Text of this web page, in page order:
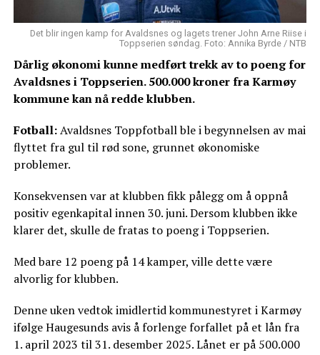
Det blir ingen kamp for Avaldsnes og lagets trener John Arne Riise i
Toppserien søndag. Foto: Annika Byrde / NTB
Dårlig økonomi kunne medført trekk av to poeng for
Avaldsnes i Toppserien. 500.000 kroner fra Karmøy
kommune kan nå redde klubben.
Fotball:Avaldsnes Toppfotball ble i begynnelsen av mai
flyttet fra gul til rød sone, grunnet økonomiske
problemer.
Konsekvensen var at klubben fikk pålegg om å oppnå
positiv egenkapital innen 30. juni. Dersom klubben ikke
klarer det, skulle de fratas to poeng i Toppserien.
Med bare 12 poeng på 14 kamper, ville dette være
alvorlig for klubben.
Denne uken vedtok imidlertid kommunestyret i Karmøy
ifølge Haugesunds avis å forlenge forfallet på et lån fra
1. april 2023 til 31. desember 2025. Lånet er på 500.000